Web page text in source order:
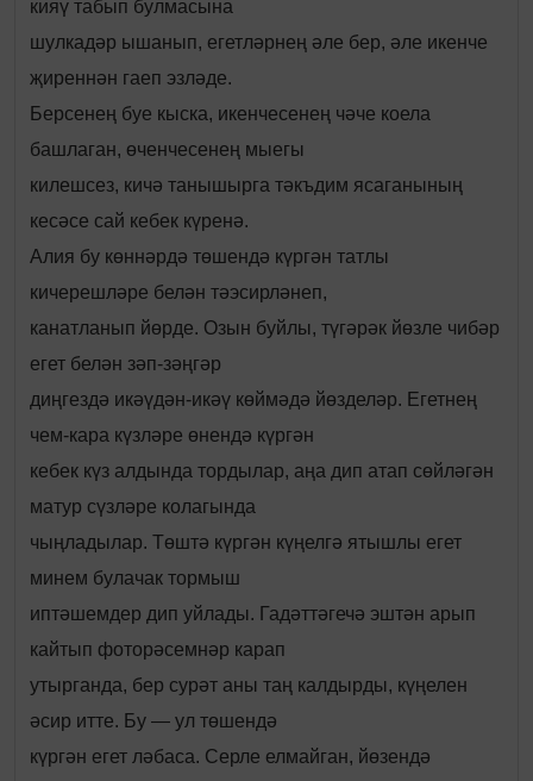
кияү табып булмасына
шулкадәр ышанып, егетләрнең әле бер, әле икенче
җиреннән гаеп эзләде.
Берсенең буе кыска, икенчесенең чәче коела
башлаган, өченчесенең мыегы
килешсез, кичә танышырга тәкъдим ясаганының
кесәсе сай кебек күренә.
Алия бу көннәрдә төшендә күргән татлы
кичерешләре белән тәэсирләнеп,
канатланып йөрде. Озын буйлы, түгәрәк йөзле чибәр
егет белән зәп-зәңгәр
диңгездә икәүдән-икәү көймәдә йөзделәр. Егетнең
чем-кара күзләре өнендә күргән
кебек күз алдында тордылар, аңа дип атап сөйләгән
матур сүзләре колагында
чыңладылар. Төштә күргән күңелгә ятышлы егет
минем булачак тормыш
иптәшемдер дип уйлады. Гадәттәгечә эштән арып
кайтып фоторәсемнәр карап
утырганда, бер сурәт аны таң калдырды, күңелен
әсир итте. Бу — ул төшендә
күргән егет ләбаса. Серле елмайган, йөзендә